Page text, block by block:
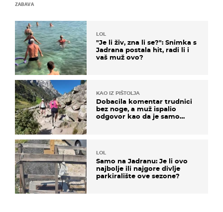
ZABAVA
LOL
"Je li živ, zna li se?": Snimka s
Jadrana postala hit, radi li i
vaš muž ovo?
KAO IZ PIŠTOLJA
Dobacila komentar trudnici
bez noge, a muž ispalio
odgovor kao da je samo
LOL
Samo na Jadranu: Je li ovo
najbolje ili najgore divlje
parkiralište ove sezone?